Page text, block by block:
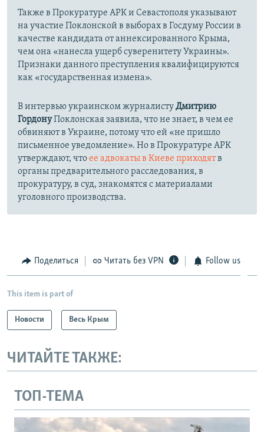
Также в Прокуратуре АРК и Севастополя указывают
на участие Поклонской в выборах в Госдуму России в
качестве кандидата от аннексированного Крыма,
чем она «нанесла ущерб суверенитету Украины».
Признаки данного преступления квалифицируются
как «государственная измена».
В интервью украинском журналистуДмитрию
ГордонуПоклонская заявила, что не знает, в чем ее
обвиняют в Украине, потому что ей «не пришло
письменное уведомление». Но в Прокуратуре АРК
утверждают, чтоее адвокаты в Киеве приходятв
органы предварительного расследования, в
прокуратуру, в суд, знакомятся с материалами
уголовного производства.
Поделиться Читать без VPN Follow us
This item is part of
Новости Весь Крым
ЧИТАЙТЕ ТАКЖЕ:
ТОП-ТЕМА